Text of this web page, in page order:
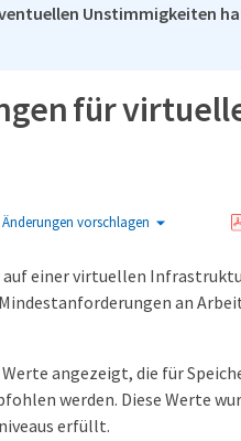
Unstimmigkeiten
für
Änderungen vorschlagen
auf einer virtuellen
an
angezeigt, die für
werden. Diese Werte
erfüllt.